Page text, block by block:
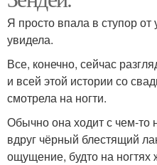
Я просто впала в ступор от
увидела.
Все, конечно, сейчас
и всей этой истории со
смотрела на ногти.
Обычно она ходит с чем-то
вдруг чёрный блестящий
ощущение, будто на ногтях